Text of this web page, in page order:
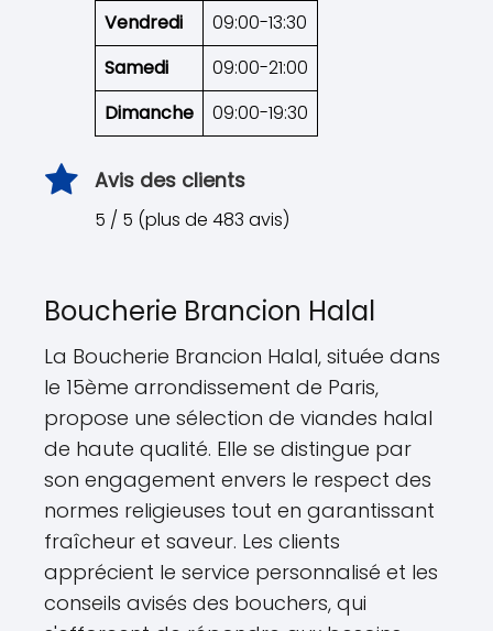
Vendredi
09:00-13:30
Samedi
09:00-21:00
Dimanche
09:00-19:30
Avis des clients
5 / 5 (plus de 483 avis)
Boucherie Brancion Halal
La Boucherie Brancion Halal, située dans
le 15ème arrondissement de Paris,
propose une sélection de viandes halal
de haute qualité. Elle se distingue par
son engagement envers le respect des
normes religieuses tout en garantissant
fraîcheur et saveur. Les clients
apprécient le service personnalisé et les
conseils avisés des bouchers, qui